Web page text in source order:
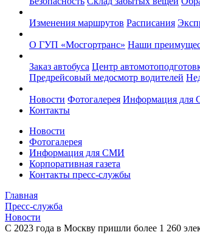
Изменения маршрутов Расписания
О ГУП «Мосгортранс» Наши
Заказ автобуса Центр
Предрейсовый медосмотр водителей
Новости Фотогалерея Информация
Контакты
Новости
Фотогалерея
Информация для СМИ
Корпоративная газета
Контакты пресс-службы
Главная
Пресс-служба
Новости
С 2023 года в Москву пришли более 1 260